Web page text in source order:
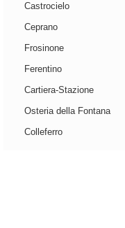
Castrocielo
Ceprano
Frosinone
Ferentino
Cartiera-Stazione
Osteria della Fontana
Colleferro